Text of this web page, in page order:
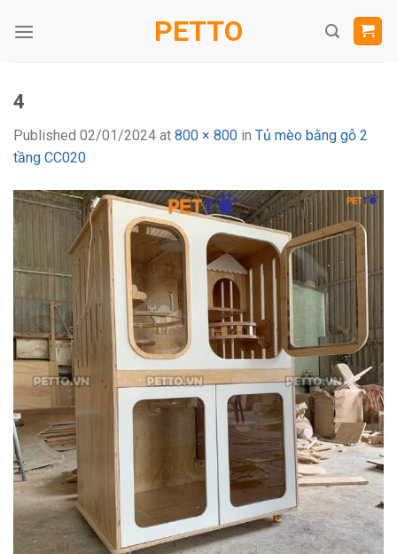
PETTO
4
Published 02/01/2024 at 800 × 800 in Tủ mèo bằng gỗ 2
tầng CC020